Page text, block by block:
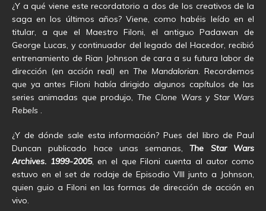
¿Y a qué viene este recordatorio a dos de los creativos de la
saga en los últimos años? Viene, como habéis leído en el
titular, a que el Maestro Filoni, el antiguo Padawan de
George Lucas, y continuador del legado del Hacedor, recibió
entrenamiento de Rian Johnson de cara a su futura labor de
dirección (en acción real) en The Mandalorian. Recordemos
que ya antes Filoni había dirigido algunos capítulos de las
series animadas que produjo, The Clone Wars y Star Wars
Rebels .
¿Y de dónde sale esta información? Pues del libro de Paul
Duncan publicado hace unas semanas,The Star Wars
Archives. 1999-2005, en el que Filoni cuenta al autor como
estuvo en el set de rodaje de Episodio VIII junto a Johnson,
quien guio a Filoni en las formas de dirección de acción en
vivo.